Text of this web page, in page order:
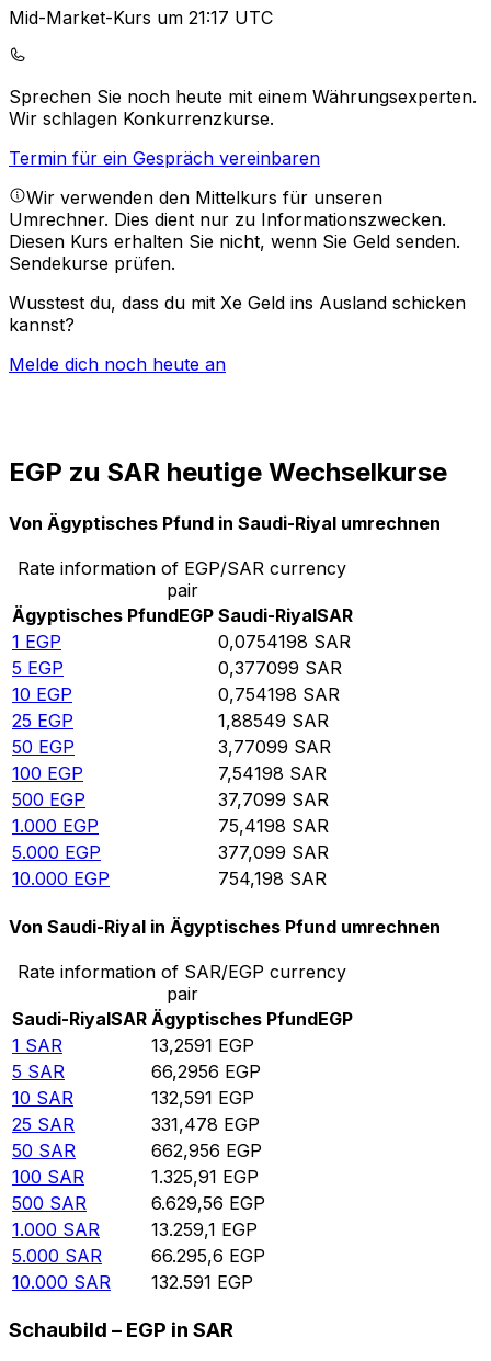
Mid-Market-Kurs um 21:17 UTC
Sprechen Sie noch heute mit einem Währungsexperten.
Wir schlagen Konkurrenzkurse.
Termin für ein Gespräch vereinbaren
Wir verwenden den Mittelkurs für unseren
Umrechner. Dies dient nur zu Informationszwecken.
Diesen Kurs erhalten Sie nicht, wenn Sie Geld senden.
Sendekurse prüfen.
Wusstest du, dass du mit Xe Geld ins Ausland schicken
kannst?
Melde dich noch heute an
EGP zu SAR heutige Wechselkurse
Von Ägyptisches Pfund in Saudi-Riyal umrechnen
Rate information of EGP/SAR currency
pair
Ägyptisches PfundEGP Saudi-RiyalSAR
1 EGP 0,0754198 SAR
5 EGP 0,377099 SAR
10 EGP 0,754198 SAR
25 EGP 1,88549 SAR
50 EGP 3,77099 SAR
100 EGP 7,54198 SAR
500 EGP 37,7099 SAR
1.000 EGP 75,4198 SAR
5.000 EGP 377,099 SAR
10.000 EGP 754,198 SAR
Von Saudi-Riyal in Ägyptisches Pfund umrechnen
Rate information of SAR/EGP currency
pair
Saudi-RiyalSAR Ägyptisches PfundEGP
1 SAR 13,2591 EGP
5 SAR 66,2956 EGP
10 SAR 132,591 EGP
25 SAR 331,478 EGP
50 SAR 662,956 EGP
100 SAR 1.325,91 EGP
500 SAR 6.629,56 EGP
1.000 SAR 13.259,1 EGP
5.000 SAR 66.295,6 EGP
10.000 SAR 132.591 EGP
Schaubild – EGP in SAR